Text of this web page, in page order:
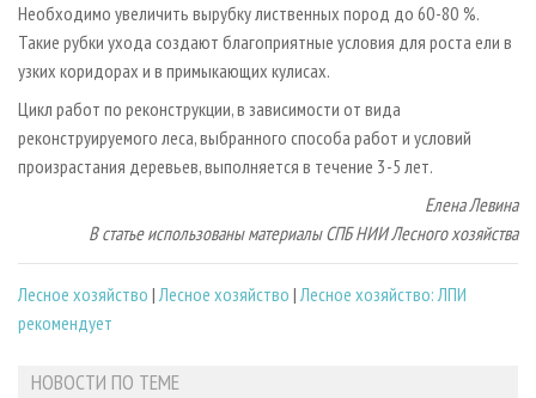
Необходимо увеличить вырубку лиственных пород до 60 - 80 %.
Такие рубки ухода создают благоприятные условия для роста ели в
узких коридорах и в примыкающих кулисах.
Цикл работ по реконструкции, в зависимости от вида
реконструируемого леса, выбранного способа работ и условий
произрастания деревьев, выполняется в течение 3 - 5 лет.
Елена Левина
В статье использованы материалы СПБ НИИ Лесного хозяйства
Лесное хозяйство | Лесное хозяйство | Лесное хозяйство: ЛПИ
рекомендует
НОВОСТИ ПО ТЕМЕ